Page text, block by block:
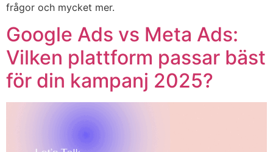
frågor och mycket mer.
Google Ads vs Meta Ads:
Vilken plattform passar bäst
för din kampanj 2025?